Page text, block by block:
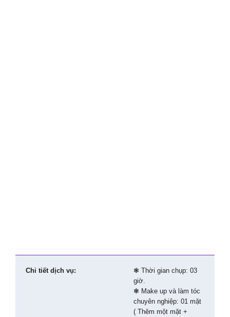
Chi tiết dịch vụ:
❃ Thời gian chụp: 03
giờ.
❃ Make up và làm tóc
chuyên nghiệp: 01 mặt
( Thêm một mặt +